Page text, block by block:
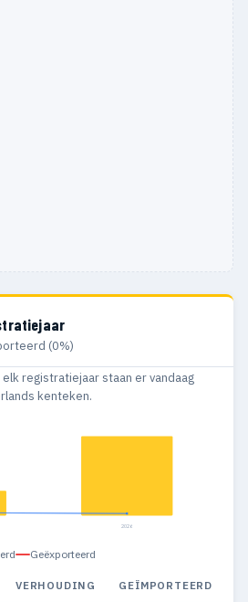
(0%)
registratiejaar staan er vandaag
kenteken.
2026
Geëxporteerd
VERHOUDING GEÏMPORTEERD